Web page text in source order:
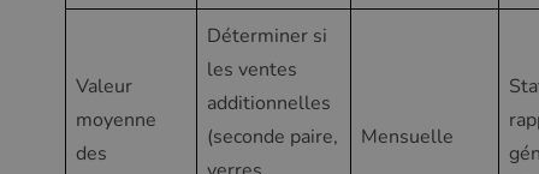
Valeur
moyenne
des
Déterminer si
les ventes
additionnelles
(seconde paire,
Mensuelle